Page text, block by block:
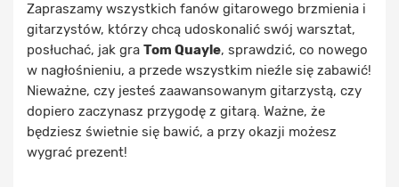
Zapraszamy wszystkich fanów gitarowego brzmienia i
gitarzystów, którzy chcą udoskonalić swój warsztat,
posłuchać, jak gra Tom Quayle, sprawdzić, co nowego
w nagłośnieniu, a przede wszystkim nieźle się zabawić!
Nieważne, czy jesteś zaawansowanym gitarzystą, czy
dopiero zaczynasz przygodę z gitarą. Ważne, że
będziesz świetnie się bawić, a przy okazji możesz
wygrać prezent!